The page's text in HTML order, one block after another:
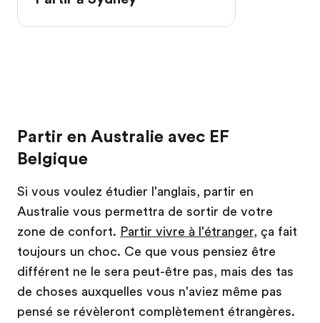
Partir en Australie avec EF
Belgique
Si vous voulez étudier l'anglais, partir en
Australie vous permettra de sortir de votre
zone de confort. Partir vivre à l'étranger, ça fait
toujours un choc. Ce que vous pensiez être
différent ne le sera peut-être pas, mais des tas
de choses auxquelles vous n'aviez même pas
pensé se révèleront complètement étrangères.